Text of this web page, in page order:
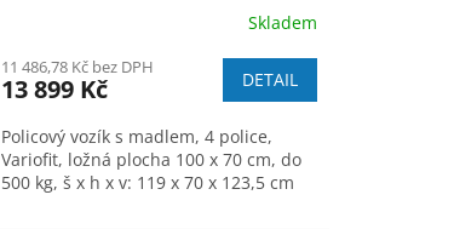
R
M
A
Skladem
11 486,78 Kč bez DPH
13 899 Kč DETAIL
Policový vozík s madlem, 4 police,
Variofit, ložná plocha 100 x 70 cm, do
500 kg, š x h x v: 119 x 70 x 123,5 cm